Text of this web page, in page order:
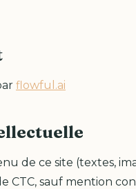
flowful.ai
de ce site (textes,
CTC, sauf mention